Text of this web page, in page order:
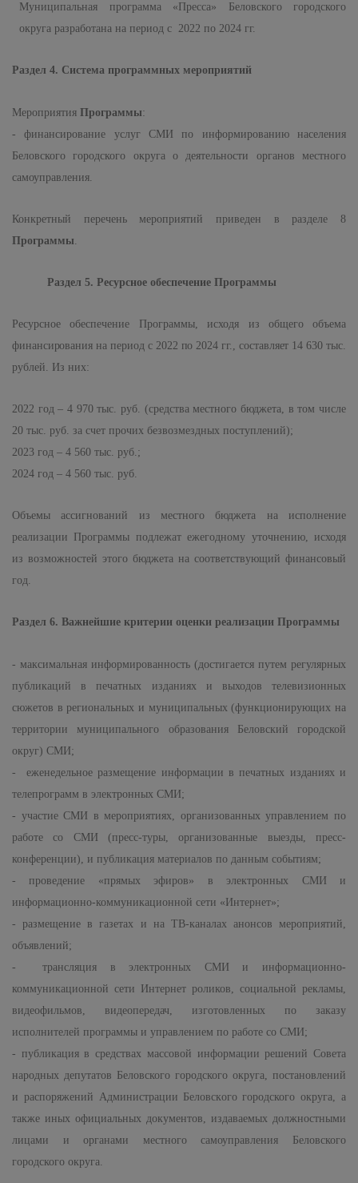
Муниципальная программа «Пресса» Беловского городского
округа разработана на период с 2022 по 2024 гг.
Раздел 4. Система программных мероприятий
Мероприятия Программы:
- финансирование услуг СМИ по информированию населения
Беловского городского округа о деятельности органов местного
самоуправления.
Конкретный перечень мероприятий приведен в разделе 8
Программы.
Раздел 5. Ресурсное обеспечение Программы
Ресурсное обеспечение Программы, исходя из общегообъема
финансирования на период с 2022 по 2024 гг., составляет 14 630 тыс.
рублей. Из них:
2022 год – 4 970 тыс. руб. (средства местного бюджета, в том числе
20 тыс. руб. за счет прочих безвозмездных поступлений);
2023 год – 4 560 тыс. руб.;
2024 год – 4 560 тыс. руб.
Объемы ассигнований из местного бюджета на исполнение
реализации Программы подлежат ежегодному уточнению, исходя
из возможностей этого бюджета на соответствующий финансовый
год.
Раздел 6. Важнейшие критерии оценки реализации Программы
- максимальная информированность (достигается путем регулярных
публикаций в печатных изданиях и выходов телевизионных
сюжетов в региональных и муниципальных (функционирующих на
территории муниципального образования Беловский городской
округ) СМИ;
- еженедельное размещение информации в печатных изданиях и
телепрограмм в электронных СМИ;
- участие СМИ в мероприятиях, организованных управлением по
работе со СМИ (пресс-туры, организованные выезды, пресс-
конференции), и публикация материалов по данным событиям;
- проведение «прямых эфиров» в электронных СМИ и
информационно-коммуникационной сети «Интернет»;
- размещение в газетах и на ТВ-каналах анонсов мероприятий,
объявлений;
- трансляция в электронных СМИ и информационно-
коммуникационной сети Интернет роликов, социальной рекламы,
видеофильмов, видеопередач, изготовленных по заказу
исполнителей программы и управлением по работе со СМИ;
- публикация в средствах массовой информации решений Совета
народных депутатов Беловского городского округа, постановлений
и распоряжений Администрации Беловского городского округа, а
также иных официальных документов, издаваемых должностными
лицами и органами местного самоуправления Беловского
городского округа.